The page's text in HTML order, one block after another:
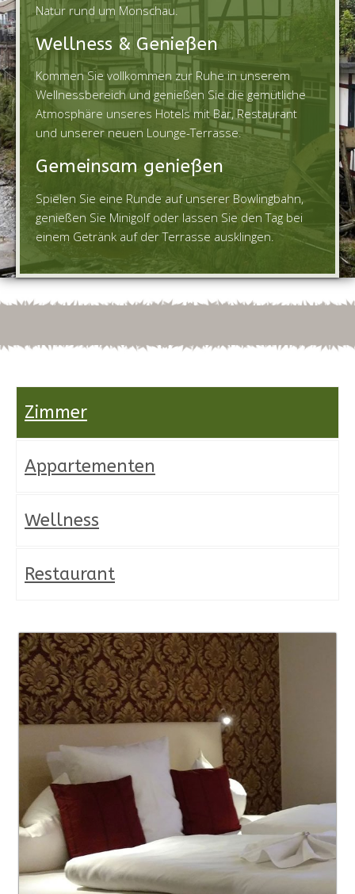
Natur rund um Monschau.
Wellness & Genießen
Kommen Sie vollkommen zur Ruhe in unserem
Wellnessbereich und genießen Sie die gemütliche
Atmosphäre unseres Hotels mit Bar, Restaurant
und unserer neuen Lounge-Terrasse.
Gemeinsam genießen
Spielen Sie eine Runde auf unserer Bowlingbahn,
genießen Sie Minigolf oder lassen Sie den Tag bei
einem Getränk auf der Terrasse ausklingen.
Zimmer
Appartementen
Wellness
Restaurant